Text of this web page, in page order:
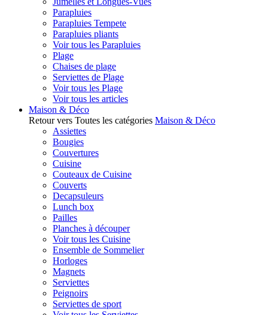
Parapluies
Parapluies Tempete
Parapluies pliants
Voir tous les Parapluies
Plage
Chaises de plage
Serviettes de Plage
Voir tous les Plage
Voir tous les articles
Maison & Déco
Retour vers Toutes les catégories Maison & Déco
Assiettes
Bougies
Couvertures
Cuisine
Couteaux de Cuisine
Couverts
Decapsuleurs
Lunch box
Pailles
Planches à découper
Voir tous les Cuisine
Ensemble de Sommelier
Horloges
Magnets
Serviettes
Peignoirs
Serviettes de sport